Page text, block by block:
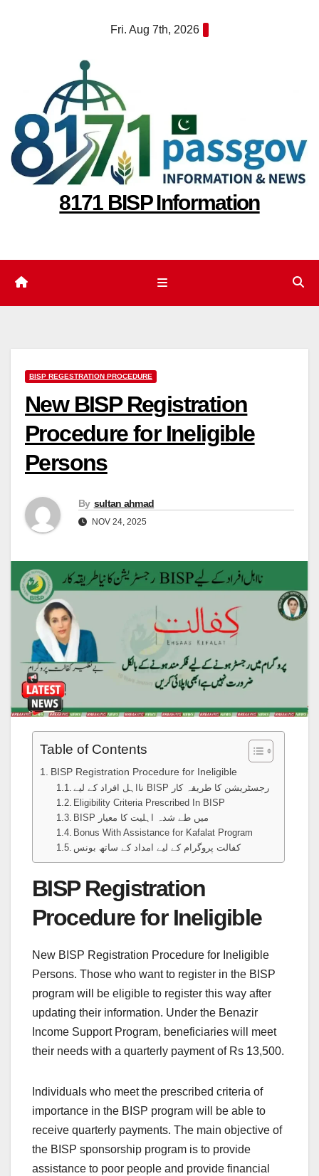
Fri. Aug 7th, 2026
8171 BISP Information
BISP REGESTRATION PROCEDURE
New BISP Registration
Procedure for Ineligible
Persons
By sultan ahmad
NOV 24, 2025
Table of Contents
BISP Registration Procedure for Ineligible
نااہل افراد کے لیے BISP رجسٹریشن کا طریقہ کار
Eligibility Criteria Prescribed In BISP
BISP میں طے شدہ اہلیت کا معیار
Bonus With Assistance for Kafalat Program
کفالت پروگرام کے لیے امداد کے ساتھ بونس
BISP Registration
Procedure for Ineligible
New BISP Registration Procedure for Ineligible
Persons. Those who want to register in the BISP
program will be eligible to register this way after
updating their information. Under the Benazir
Income Support Program, beneficiaries will meet
their needs with a quarterly payment of Rs 13,500.
Individuals who meet the prescribed criteria of
importance in the BISP program will be able to
receive quarterly payments. The main objective of
the BISP sponsorship program is to provide
assistance to poor people and provide financial